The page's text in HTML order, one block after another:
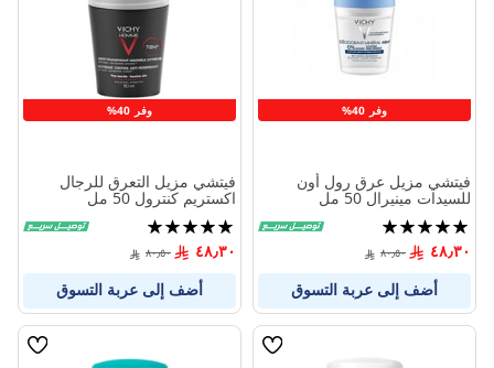
وفر 40%
فيتشي مزيل عرق رول أون
للسيدات مينيرال 50 مل
تقييم:
100%
٤٨٫٣٠ ٨٠٫٥٠
أضف إلى عربة التسوق
وفر 40%
فيتشي مزيل التعرق للرجال
اكستريم كنترول 50 مل
تقييم:
100%
٤٨٫٣٠ ٨٠٫٥٠
أضف إلى عربة التسوق
قائمة
قائمة